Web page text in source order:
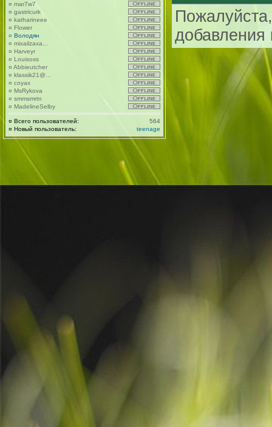
¤ mar7w7
¤ gastricurk
¤ katharineee
¤ Flower
¤ Володян
¤ mixailzaxa...
¤ Harveyr
¤ Louisoss
¤ Abbieutcher
¤ klassik21@...
¤ coyax
¤ MsRykova
¤ smmsmrtn
¤ MadelineSelby
¤ Всего пользователей:
564
¤ Новый пользователь: teenage
добавления